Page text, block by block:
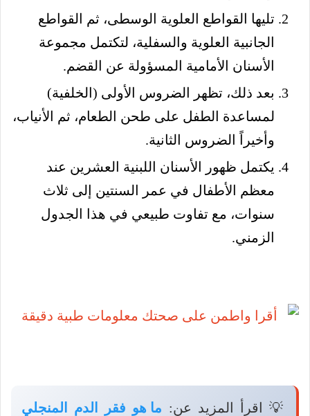
تليها القواطع العلوية الوسطى، ثم القواطع
الجانبية العلوية والسفلية، لتكتمل مجموعة
الأسنان الأمامية المسؤولة عن القضم.
بعد ذلك، تظهر الضروس الأولى (الخلفية)
لمساعدة الطفل على طحن الطعام، ثم الأنياب،
وأخيراً الضروس الثانية.
يكتمل ظهور الأسنان اللبنية العشرين عند
معظم الأطفال في عمر السنتين إلى ثلاث
سنوات، مع تفاوت طبيعي في هذا الجدول
الزمني.
💡 اقرأ المزيد عن: ما هو فقر الدم المنجلي